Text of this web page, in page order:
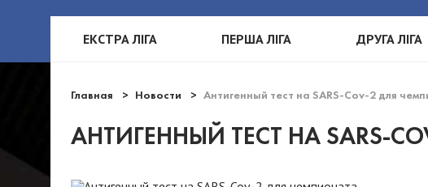
ЕКСТРА ЛІГА ПЕРША ЛІГА ДРУГА ЛІГА
Главная Новости Антигенный тест на SARS-Cov-2 для
АНТИГЕННЫЙ ТЕСТ НА SARS-